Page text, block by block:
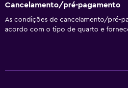
Pia rebaixada
Cancelamento/pré-pagamento
As condições de cancelamento/pré-
acordo com o tipo de quarto e